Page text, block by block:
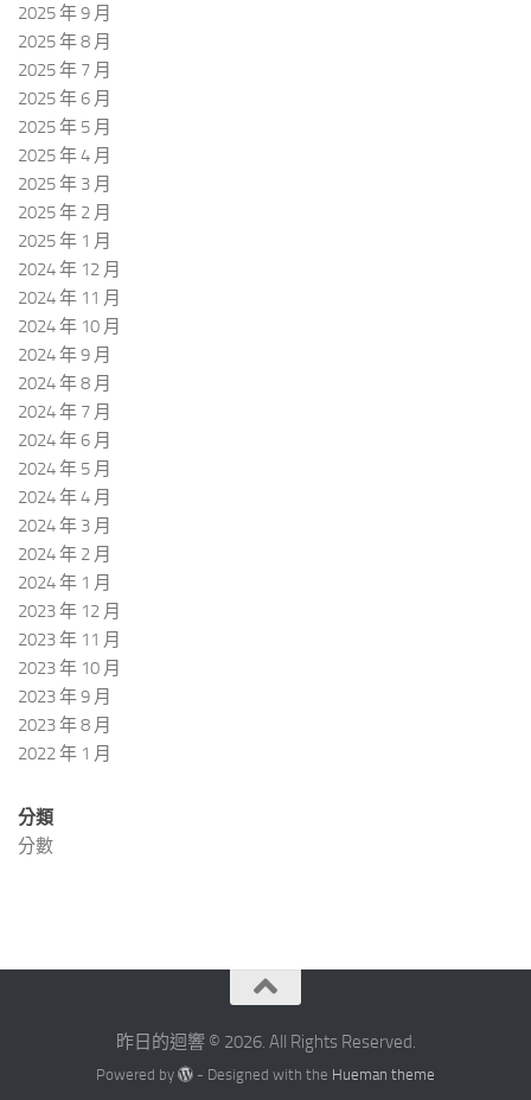
2025 年 9 月
2025 年 8 月
2025 年 7 月
2025 年 6 月
2025 年 5 月
2025 年 4 月
2025 年 3 月
2025 年 2 月
2025 年 1 月
2024 年 12 月
2024 年 11 月
2024 年 10 月
2024 年 9 月
2024 年 8 月
2024 年 7 月
2024 年 6 月
2024 年 5 月
2024 年 4 月
2024 年 3 月
2024 年 2 月
2024 年 1 月
2023 年 12 月
2023 年 11 月
2023 年 10 月
2023 年 9 月
2023 年 8 月
2022 年 1 月
分類
分數
昨日的迴響 © 2026. All Rights Reserved.
Powered by - Designed with the Hueman theme